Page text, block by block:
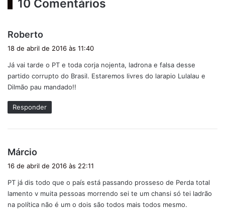
10 Comentários
Roberto
s
e
:
18 de abril de 2016 às 11:40
Já vai tarde o PT e toda corja nojenta, ladrona e falsa desse
partido corrupto do Brasil. Estaremos livres do larapio Lulalau e
Dilmão pau mandado!!
Responder
Márcio
s
e
:
16 de abril de 2016 às 22:11
PT já dis todo que o país está passando prosseso de Perda total
lamento v muita pessoas morrendo sei te um chansi só tei ladrão
na política não é um o dois são todos mais todos mesmo.